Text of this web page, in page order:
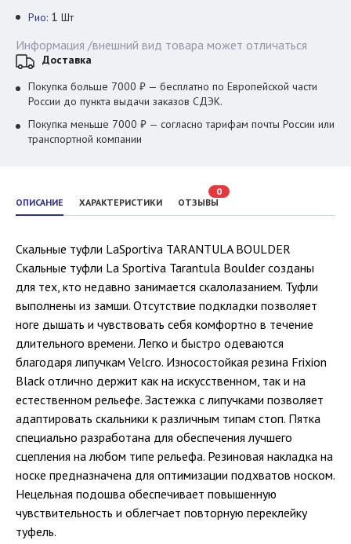
ОПИСАНИЕ ХАРАКТЕРИСТИКИ ОТЗЫВЫ
0
Скальные туфли LaSportiva TARANTULA BOULDER
Скальные туфли La Sportiva Tarantula Boulder созданы
для тех, кто недавно занимается скалолазанием. Туфли
выполнены из замши. Отсутствие подкладки позволяет
ноге дышать и чувствовать себя комфортно в течение
длительного времени. Легко и быстро одеваются
благодаря липучкам Velcro. Износостойкая резина Frixion
Black отлично держит как на искусственном, так и на
естественном рельефе. Застежка с липучками позволяет
адаптировать скальники к различным типам стоп. Пятка
специально разработана для обеспечения лучшего
сцепления на любом типе рельефа. Резиновая накладка на
носке предназначена для оптимизации подхватов носком.
Нецельная подошва обеспечивает повышенную
чувствительность и облегчает повторную переклейку
туфель.
Рио: 1 Шт
Информация /внешний вид товара может отличаться
Доставка
Покупка больше 7000 ₽ — бесплатно по Европейской части
России до пункта выдачи заказов СДЭК.
Покупка меньше 7000 ₽ — согласно тарифам почты России или
транспортной компании